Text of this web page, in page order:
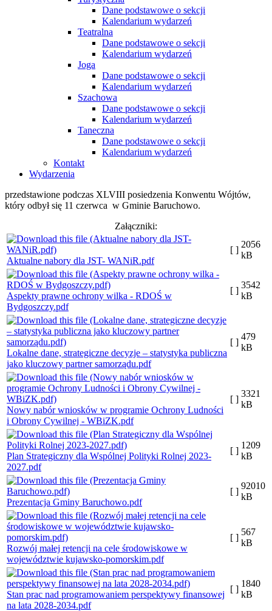
Dane podstawowe o sekcji
Kalendarium wydarzeń
Teatralna
Dane podstawowe o sekcji
Kalendarium wydarzeń
Joga
Dane podstawowe o sekcji
Kalendarium wydarzeń
Szachowa
Dane podstawowe o sekcji
Kalendarium wydarzeń
Taneczna
Dane podstawowe o sekcji
Kalendarium wydarzeń
Kontakt
Wydarzenia
przedstawione podczas XLVIII posiedzenia Konwentu Wójtów,
który odbył się 11 czerwca w Gminie Baruchowo.
Załączniki:
Aktualne nabory dla JST- WANiR.pdf
[ ]
2056
kB
Aspekty prawne ochrony wilka - RDOŚ w
Bydgoszczy.pdf
[ ]
3542
kB
Lokalne dane, strategiczne decyzje – statystyka publiczna
jako kluczowy partner samorządu.pdf
[ ]
479
kB
Nowy nabór wniosków w programie Ochrony Ludności
i Obrony Cywilnej - WBiZK.pdf
[ ]
3321
kB
Plan Strategiczny dla Wspólnej Polityki Rolnej 2023-
2027.pdf
[ ]
1209
kB
Prezentacja Gminy Baruchowo.pdf
[ ]
92010
kB
Rozwój małej retencji na cele środowiskowe w
województwie kujawsko-pomorskim.pdf
[ ]
567
kB
Stan prac nad programowaniem perspektywy finansowej
na lata 2028-2034.pdf
[ ]
1840
kB